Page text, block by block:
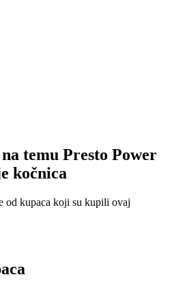
temu Presto Power
kočnica
od kupaca koji su kupili ovaj